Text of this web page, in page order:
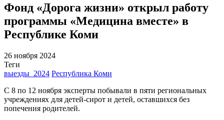
Фонд «Дорога жизни» открыл работу
программы «Медицина вместе» в
Республике Коми
26 ноября 2024
Теги
выезды_2024 Республика Коми
С 8 по 12 ноября эксперты побывали в пяти региональных
учреждениях для детей-сирот и детей, оставшихся без
попечения родителей.